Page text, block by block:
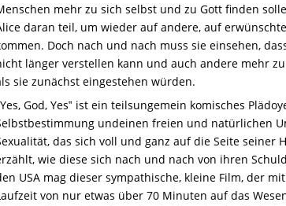
mehr zu sich selbst und zu Gott finden
daran teil, um wieder auf andere, auf erwünschte
n. Doch nach und nach muss sie einsehen,
länger verstellen kann und auch andere mehr
sie zunächst eingestehen würden.
Yes, God, Yes‟ ist ein teilsungemein komisches
undeinen freien und natürlichen
das sich voll und ganz auf die Seite seiner
wie diese sich nach und nach von ihren
USA mag dieser sympathische, kleine Film, der
von nur etwas über 70 Minuten auf das